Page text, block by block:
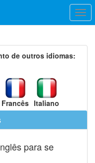
de outros idiomas:
Francês Italiano
para se